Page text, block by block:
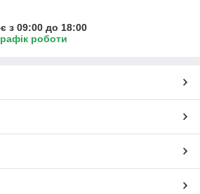
з 09:00 до 18:00
роботи